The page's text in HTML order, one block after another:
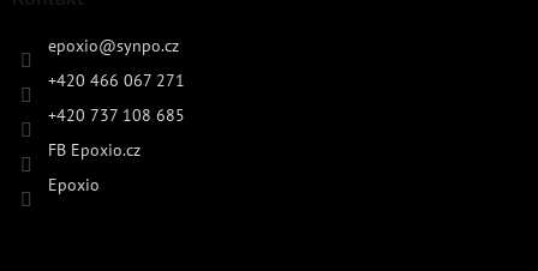
epoxio@synpo.cz
+420 466 067 271
+420 737 108 685
FB Epoxio.cz
Epoxio